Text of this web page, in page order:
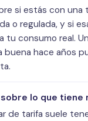
si estás con una
o regulada, y si
tu consumo real.
buena hace años
lo que tiene
de tarifa suele